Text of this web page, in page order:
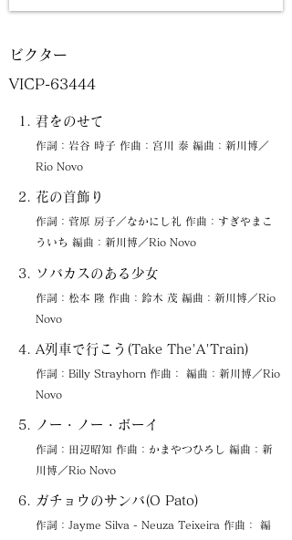
君をのせて
作詞：岩谷 時子 作曲：宮川 泰 編曲：新川博／
Rio Novo
花の首飾り
作詞：菅原 房子／なかにし礼 作曲：すぎやまこ
ういち 編曲：新川博／Rio Novo
ソバカスのある少女
作詞：松本 隆 作曲：鈴木 茂 編曲：新川博／Rio
Novo
A列車で行こう(Take The'A'Train)
作詞：Billy Strayhorn 作曲： 編曲：新川博／Rio
Novo
ノー・ノー・ボーイ
作詞：田辺昭知 作曲：かまやつひろし 編曲：新
川博／Rio Novo
ガチョウのサンバ(O Pato)
作詞：Jayme Silva - Neuza Teixeira 作曲： 編
ビクター
VICP-63444